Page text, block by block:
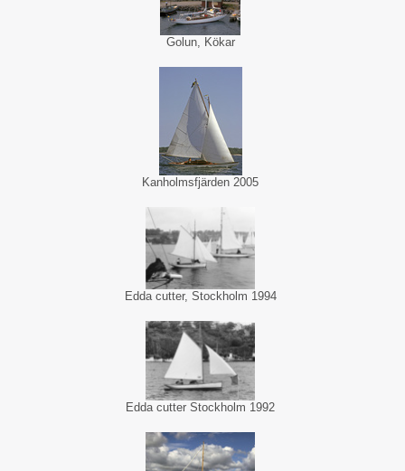
Golun, Kökar
Kanholmsfjärden 2005
Edda cutter, Stockholm 1994
Edda cutter Stockholm 1992